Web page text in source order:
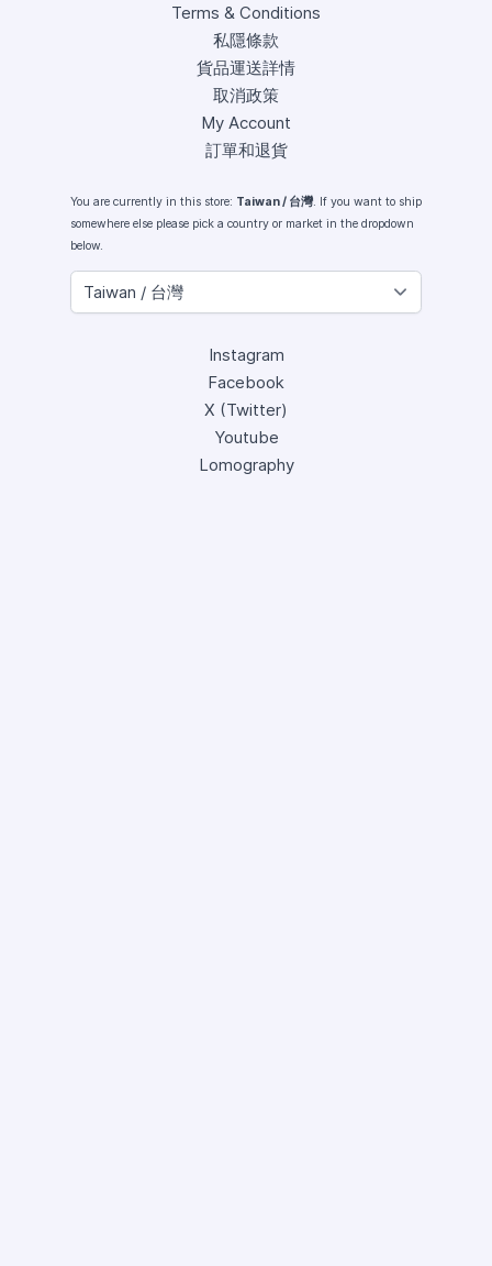
Terms & Conditions
私隱條款
貨品運送詳情
取消政策
My Account
訂單和退貨
You are currently in this store: Taiwan / 台灣. If you want to ship
somewhere else please pick a country or market in the dropdown
below.
Instagram
Facebook
X (Twitter)
Youtube
Lomography